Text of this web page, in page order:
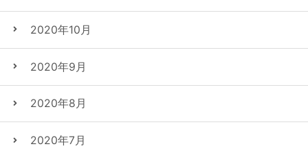
2020年10月
2020年9月
2020年8月
2020年7月